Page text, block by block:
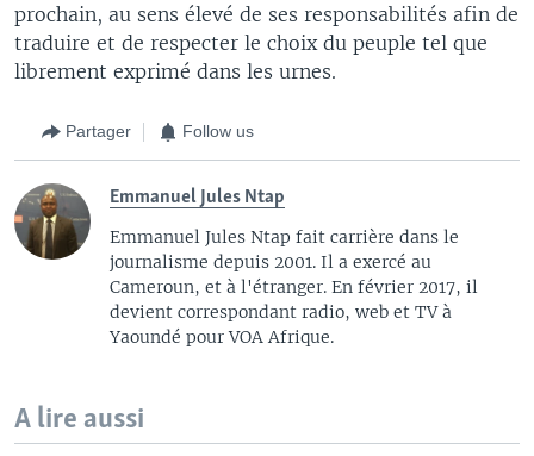
prochain, au sens élevé de ses responsabilités afin de
traduire et de respecter le choix du peuple tel que
librement exprimé dans les urnes.
Partager Follow us
Emmanuel Jules Ntap
Emmanuel Jules Ntap fait carrière dans le
journalisme depuis 2001. Il a exercé au
Cameroun, et à l'étranger. En février 2017, il
devient correspondant radio, web et TV à
Yaoundé pour VOA Afrique.
A lire aussi